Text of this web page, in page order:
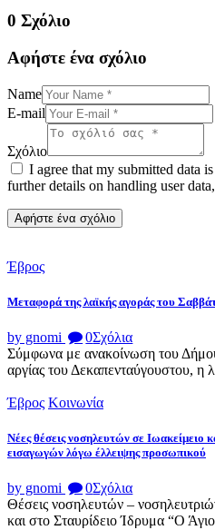
0 Σχόλιο
Αφήστε ένα σχόλιο
Name
E-mail
Σχόλιο
I agree that my submitted data
further details on handling user
Έβρος
Μεταφορά της λαϊκής αγοράς του
by gnomi 0Σχόλια
Σύμφωνα με ανακοίνωση του
αργίας του Δεκαπενταύγουστου, η
Έβρος Κοινωνία
Νέες θέσεις νοσηλευτών σε Ιωακείμειο
εισαγωγών λόγω έλλειψης προσωπικού
by gnomi 0Σχόλια
Θέσεις νοσηλευτών –
και στο Σταυρίδειο Ίδρυμα “Ο